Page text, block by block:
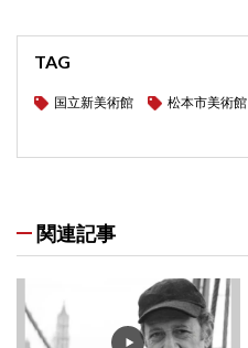
TAG
国立新美術館 松本市美術館
関連記事